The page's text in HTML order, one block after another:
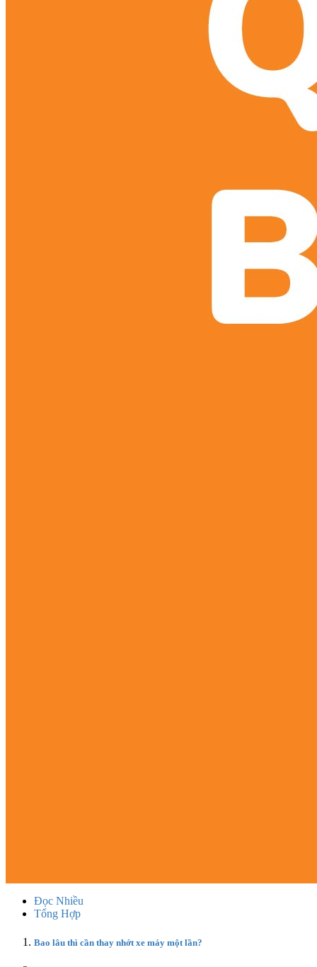
Đọc Nhiều
Tổng Hợp
Bao lâu thì cần thay nhớt xe máy một lần?